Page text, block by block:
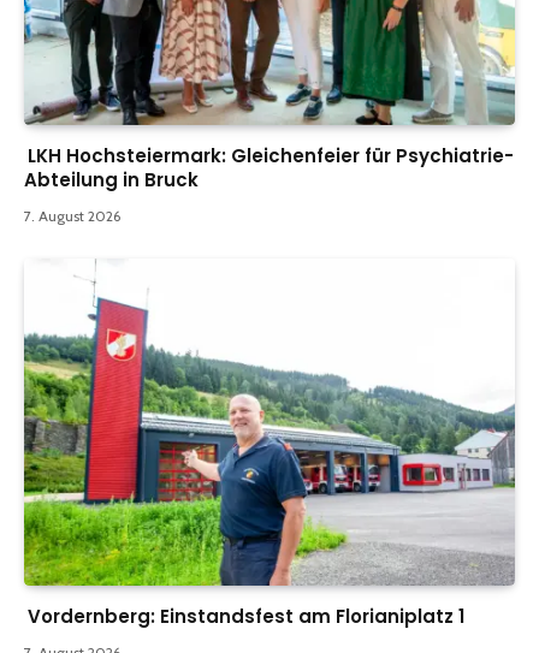
LKH Hochsteiermark: Gleichenfeier für Psychiatrie-
Abteilung in Bruck
7. August 2026
Vordernberg: Einstandsfest am Florianiplatz 1